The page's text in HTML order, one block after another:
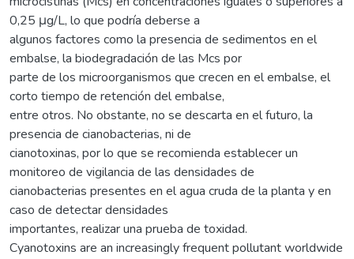
0,25 μg/L, lo que podría deberse a
algunos factores como la presencia de sedimentos en el
embalse, la biodegradación de las Mcs por
parte de los microorganismos que crecen en el embalse, el
corto tiempo de retención del embalse,
entre otros. No obstante, no se descarta en el futuro, la
presencia de cianobacterias, ni de
cianotoxinas, por lo que se recomienda establecer un
monitoreo de vigilancia de las densidades de
cianobacterias presentes en el agua cruda de la planta y en
caso de detectar densidades
importantes, realizar una prueba de toxidad.
Cyanotoxins are an increasingly frequent pollutant worldwide